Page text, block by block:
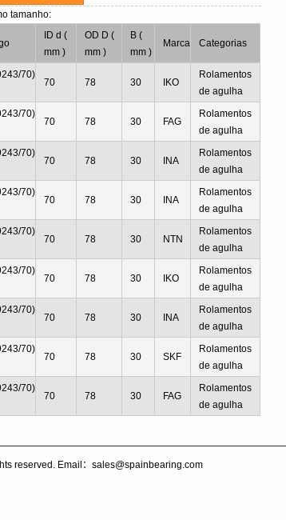
tamanho:
ID d (
mm )
OD D (
mm )
B (
mm )
Marca Categorias
70)
70 78 30 IKO
Rolamentos
de agulha
70)
70 78 30 FAG
Rolamentos
de agulha
70)
70 78 30 INA
Rolamentos
de agulha
70)
70 78 30 INA
Rolamentos
de agulha
70)
70 78 30 NTN
Rolamentos
de agulha
70)
70 78 30 IKO
Rolamentos
de agulha
70)
70 78 30 INA
Rolamentos
de agulha
70)
70 78 30 SKF
Rolamentos
de agulha
70)
70 78 30 FAG
Rolamentos
de agulha
reserved. Email：sales@spainbearing.com